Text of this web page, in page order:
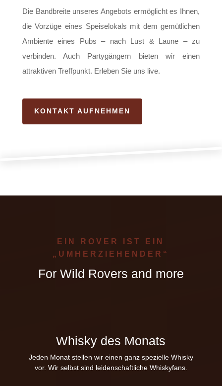
Die Bandbreite unseres Angebots ermöglicht es Ihnen,
die Vorzüge eines Speiselokals mit dem gemütlichen
Ambiente eines Pubs – nach Lust & Laune – zu
verbinden. Auch Partygängern bieten wir einen
attraktiven Treffpunkt. Erleben Sie uns live.
KONTAKT AUFNEHMEN
EIN ROVER IST EIN
„UMHERZIEHENDER“
For Wild Rovers and more
Whisky des Monats
Jeden Monat stellen wir einen ganz spezielle Whisky
vor. Wir selbst sind leidenschaftliche Whiskyfans.